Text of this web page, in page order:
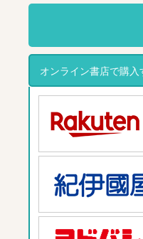
オンライン書店で購入